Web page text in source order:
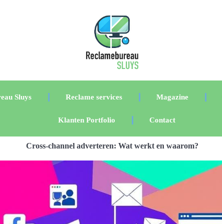
Sluys Reclame services Magazine
Klanten Portfolio Contact
Cross-channel adverteren: Wat werkt en waarom?